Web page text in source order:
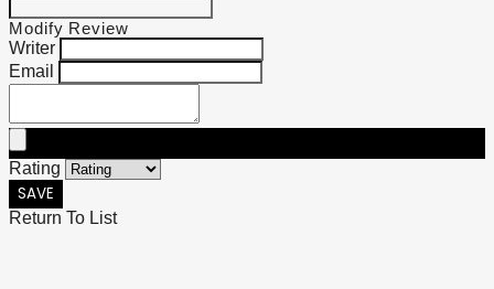
Modify Review
Writer
Email
Rating
SAVE
Return To List